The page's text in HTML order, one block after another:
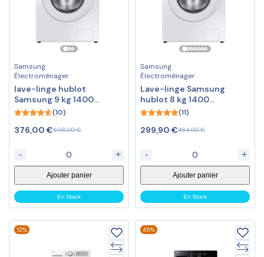
Samsung
Électroménager
lave-linge hublot
Samsung 9 kg 1400
tours/min
out of 5
(10)
608,00€
376,00 €
- +
Ajouter panier
En Stock
Samsung
Électroménager
Lave-linge Samsung
hublot 8 kg 1400
tours/min
out of 5
(11)
484,00€
299,90 €
- +
Ajouter panier
En Stock
12% 45%